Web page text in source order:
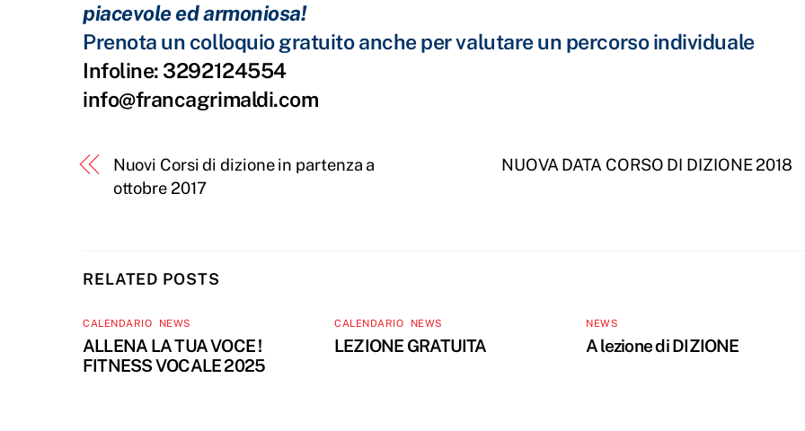
piacevole ed armoniosa!
Prenota un colloquio gratuito anche per valutare un percorso individuale
Infoline: 3292124554
info@francagrimaldi.com
Nuovi Corsi di dizione in partenza a
ottobre 2017
NUOVA DATA CORSO DI DIZIONE 2018
RELATED POSTS
CALENDARIO NEWS
ALLENA LA TUA VOCE !
FITNESS VOCALE 2025
CALENDARIO NEWS
LEZIONE GRATUITA
NEWS
A lezione di DIZIONE